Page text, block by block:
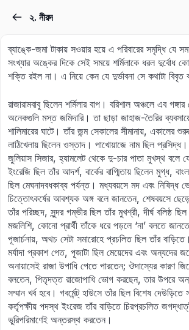
২. নীরদ
ব্যাঙ্কে-জমা টাকায় সওয়ার হয়ে এ পরিবারের সমৃদ্ধি যে
সংখ্যার অঙ্কের দিকে সেই সময়ে শর্মিলাকে ধরল দুর্বোধ
শক্তি রইল না। এ নিয়ে কেন যে দুর্ভাবনা সে কথাটা বিবৃত
রাজারামবাবু ছিলেন শর্মিলার বাপ। বরিশাল অঞ্চলে এব গঙ্গার
অনেকগুলি মস্ত জমিদারি। তা ছাড়া জাহাজ-তৈরির
শালিমারের ঘাটে। তাঁর জন্ম সেকালের সীমানায়, একালের
লাঠিখেলায় ছিলেন ওস্তাদ। পাখোয়াজে নাম ছিল প্রসিদ্ধ।
জুলিয়াস সিজার, হ্যামলেট থেকে দু-চার পাতা মুখস্থ বলে
ইংরেজি ছিল তাঁর আদর্শ, বার্কের বাগ্মিতায় ছিলেন মুগ্ধ,
ছিল মেঘনাদবধকাব্য পর্যন্ত। মধ্যবয়সে মদ এবং নিষিদ্ধ
চিত্তোৎকর্ষের আবশ্যক অঙ্গ বলে জানতেন, শেষবয়সে
তাঁর পরিচ্ছদ, সুন্দর গম্ভীর ছিল তাঁর মুখশ্রী, দীর্ঘ বলিষ্ঠ
মজলিশি, কোনো প্রার্থী তাঁকে ধরে পড়লে ‘না’ বলতে
পূজার্চনায়, অথচ সেটা সমারোহে প্রচলিত ছিল তাঁর
মর্যাদা প্রকাশ পেত, পূজাটা ছিল মেয়েদের এবং অন্যদের
অনায়াসেই রাজা উপাধি পেতে পারতেন; ঔদাস্যের কারণ
বলতেন, পিতৃদত্ত রাজোপাধি ভোগ করছেন, তার উপরে
সম্মান খর্ব হবে। গবর্মেন্ট্‌ হাউসে তাঁর ছিল বিশেষ দেউড়িতে
কর্তৃপক্ষীয় পদস্থ ইংরেজ তাঁর বাড়িতে চিরপ্রচলিত
ভুরিপরিমাণেই অন্তরস্থ করতেন।
Sign in
Don’t have an account?
Remember me Lost